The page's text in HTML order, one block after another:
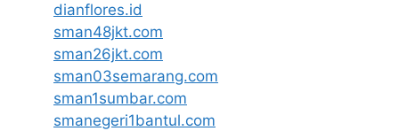
dianflores.id
sman48jkt.com
sman26jkt.com
sman03semarang.com
sman1sumbar.com
smanegeri1bantul.com